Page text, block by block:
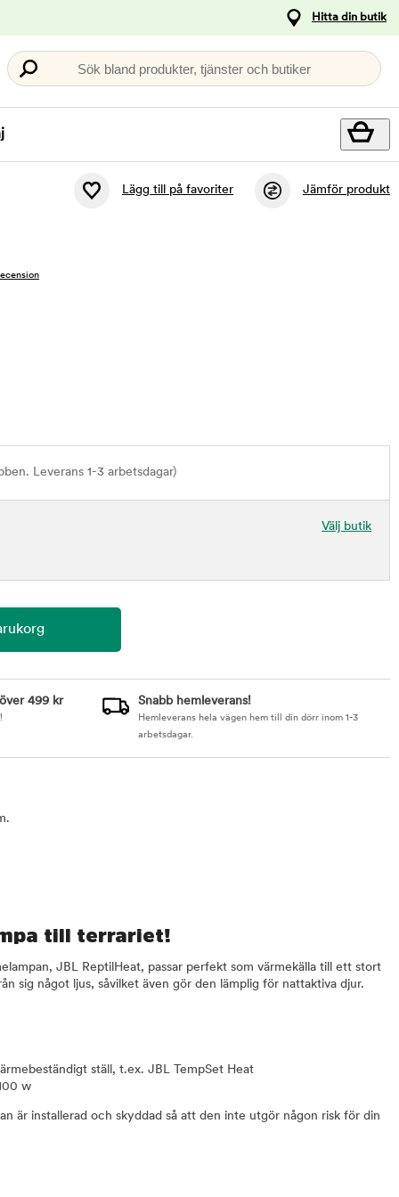
Hitta din butik
Sök bland produkter, tjänster och butiker
Lägg till på favoriter Jämför produkt
Leverans 1-3 arbetsdagar)
Välj butik
499 kr Snabb hemleverans!
Hemleverans hela vägen hem till din dörr inom 1-3
arbetsdagar.
till terrariet!
JBL ReptilHeat, passar perfekt som värmekälla till ett stort
sig något ljus, såvilket även gör den lämplig för nattaktiva djur.
ställ, t.ex. JBL TempSet Heat
w
är installerad och skyddad så att den inte utgör någon risk för din